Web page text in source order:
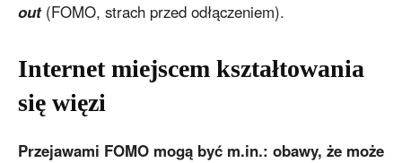
out(FOMO, strach przed odłączeniem).
Internet miejscem kształtowania
się więzi
Przejawami FOMO mogą być m.in.: obawy, że może